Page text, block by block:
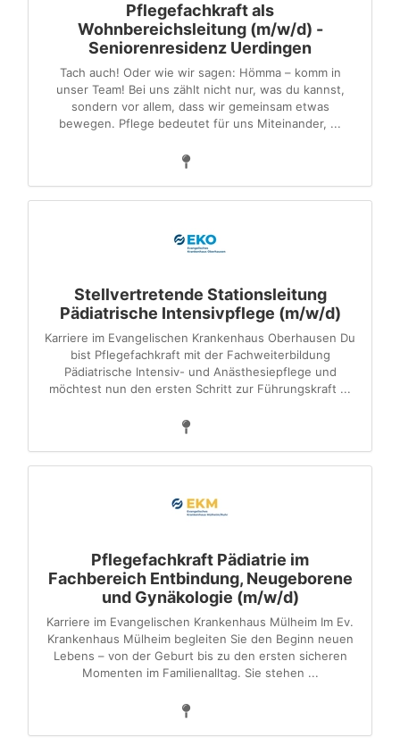
Pflegefachkraft als
Wohnbereichsleitung (m/w/d) -
Seniorenresidenz Uerdingen
Tach auch! Oder wie wir sagen: Hömma – komm in
unser Team! Bei uns zählt nicht nur, was du kannst,
sondern vor allem, dass wir gemeinsam etwas
bewegen. Pflege bedeutet für uns Miteinander, ...
Stellvertretende Stationsleitung
Pädiatrische Intensivpflege (m/w/d)
Karriere im Evangelischen Krankenhaus Oberhausen Du
bist Pflegefachkraft mit der Fachweiterbildung
Pädiatrische Intensiv- und Anästhesiepflege und
möchtest nun den ersten Schritt zur Führungskraft ...
Pflegefachkraft Pädiatrie im
Fachbereich Entbindung, Neugeborene
und Gynäkologie (m/w/d)
Karriere im Evangelischen Krankenhaus Mülheim Im Ev.
Krankenhaus Mülheim begleiten Sie den Beginn neuen
Lebens – von der Geburt bis zu den ersten sicheren
Momenten im Familienalltag. Sie stehen ...